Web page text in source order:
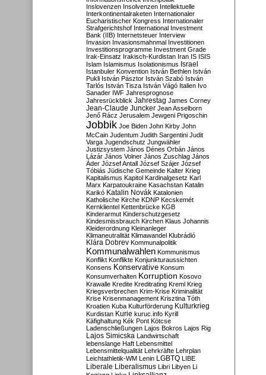
Inslovenzen Insolvenzen Intellektuelle
Interkontinentalraketen Internationaler
Eucharistischer Kongress Internationaler
Strafgerichtshof International Investment
Bank (IIB) Internetsteuer Interview
Invasion Invasionsmahnmal Investitionen
Investitionsprogramme Investment Grade
Irak-Einsatz Irakisch-Kurdistan Iran IS ISIS
Islam Islamismus Isolationismus Israel
Istanbuler Konvention István Bethlen István
Pukli István Pásztor István Szabó István
Tarlós István Tisza István Vágó Italien Ivo
Sanader IWF Jahresprognose
Jahresrückblick Jahrestag James Corney
Jean-Claude Juncker Jean Asselborn
Jenő Rácz Jerusalem Jewgeni Prigoschin
Jobbik Joe Biden John Kirby John
McCain Judentum Judith Sargentini Judit
Varga Jugendschutz Jungwähler
Justizsystem János Dénes Orbán János
Lázár János Volner János Zuschlag János
Áder József Antall József Szájer József
Tóbiás Jüdische Gemeinde Kalter Krieg
Kapitalismus Kapitol Kardinalgesetz Karl
Marx Karpatoukraine Kasachstan Katalin
Karikó Katalin Novák Katalonien
Katholische Kirche KDNP Kecskemét
Kernklientel Kettenbrücke KGB
Kinderarmut Kinderschutzgesetz
Kindesmissbrauch Kirchen Klaus Johannis
Kleiderordnung Kleinanleger
Klimaneutralität Klimawandel Klubrádió
Klára Dobrev Kommunalpolitik
Kommunalwahlen Kommunismus
Konflikt Konflikte Konjunkturaussichten
Konsens Konservative Konsum
Konsumverhalten Korruption Kosovo
Krawalle Kredite Kreditrating Kreml Krieg
Kriegsverbrechen Krim-Krise Kriminalität
Krise Krisenmanagement Krisztina Tóth
Kroatien Kuba Kulturförderung Kulturkrieg
Kurdistan Kurie kuruc.info Kyrill
Käfighaltung Kék Pont Kötcse
Ladenschließungen Lajos Bokros Lajos Rig
Lajos Simicska Landwirtschaft
lebenslange Haft Lebensmittel
Lebensmittelqualität Lehrkräfte Lehrplan
Leichtathletik-WM Lenin LGBTQ LIBE
Liberale Liberalismus Libri Libyen Li